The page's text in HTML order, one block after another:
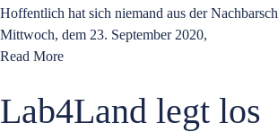
Hoffentlich hat sich niemand aus der
Mittwoch, dem 23. September 2020,
Read More
Lab4Land legt los